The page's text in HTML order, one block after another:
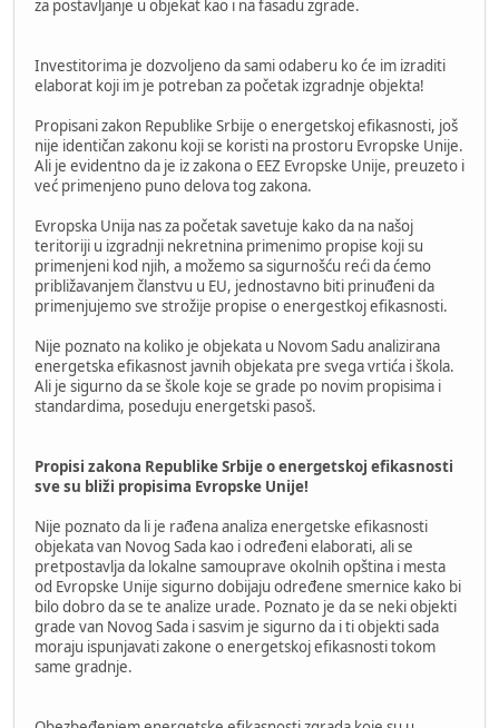
za postavljanje u objekat kao i na fasadu zgrade.
Investitorima je dozvoljeno da sami odaberu ko će im izraditi
elaborat koji im je potreban za početak izgradnje objekta!
Propisani zakon Republike Srbije o energetskoj efikasnosti, još
nije identičan zakonu koji se koristi na prostoru Evropske Unije.
Ali je evidentno da je iz zakona o EEZ Evropske Unije, preuzeto i
već primenjeno puno delova tog zakona.
Evropska Unija nas za početak savetuje kako da na našoj
teritoriji u izgradnji nekretnina primenimo propise koji su
primenjeni kod njih, a možemo sa sigurnošću reći da ćemo
približavanjem članstvu u EU, jednostavno biti prinuđeni da
primenjujemo sve strožije propise o energestkoj efikasnosti.
Nije poznato na koliko je objekata u Novom Sadu analizirana
energetska efikasnost javnih objekata pre svega vrtića i škola.
Ali je sigurno da se škole koje se grade po novim propisima i
standardima, poseduju energetski pasoš.
Propisi zakona Republike Srbije o energetskoj efikasnosti
sve su bliži propisima Evropske Unije!
Nije poznato da li je rađena analiza energetske efikasnosti
objekata van Novog Sada kao i određeni elaborati, ali se
pretpostavlja da lokalne samouprave okolnih opština i mesta
od Evropske Unije sigurno dobijaju određene smernice kako bi
bilo dobro da se te analize urade. Poznato je da se neki objekti
grade van Novog Sada i sasvim je sigurno da i ti objekti sada
moraju ispunjavati zakone o energetskoj efikasnosti tokom
same gradnje.